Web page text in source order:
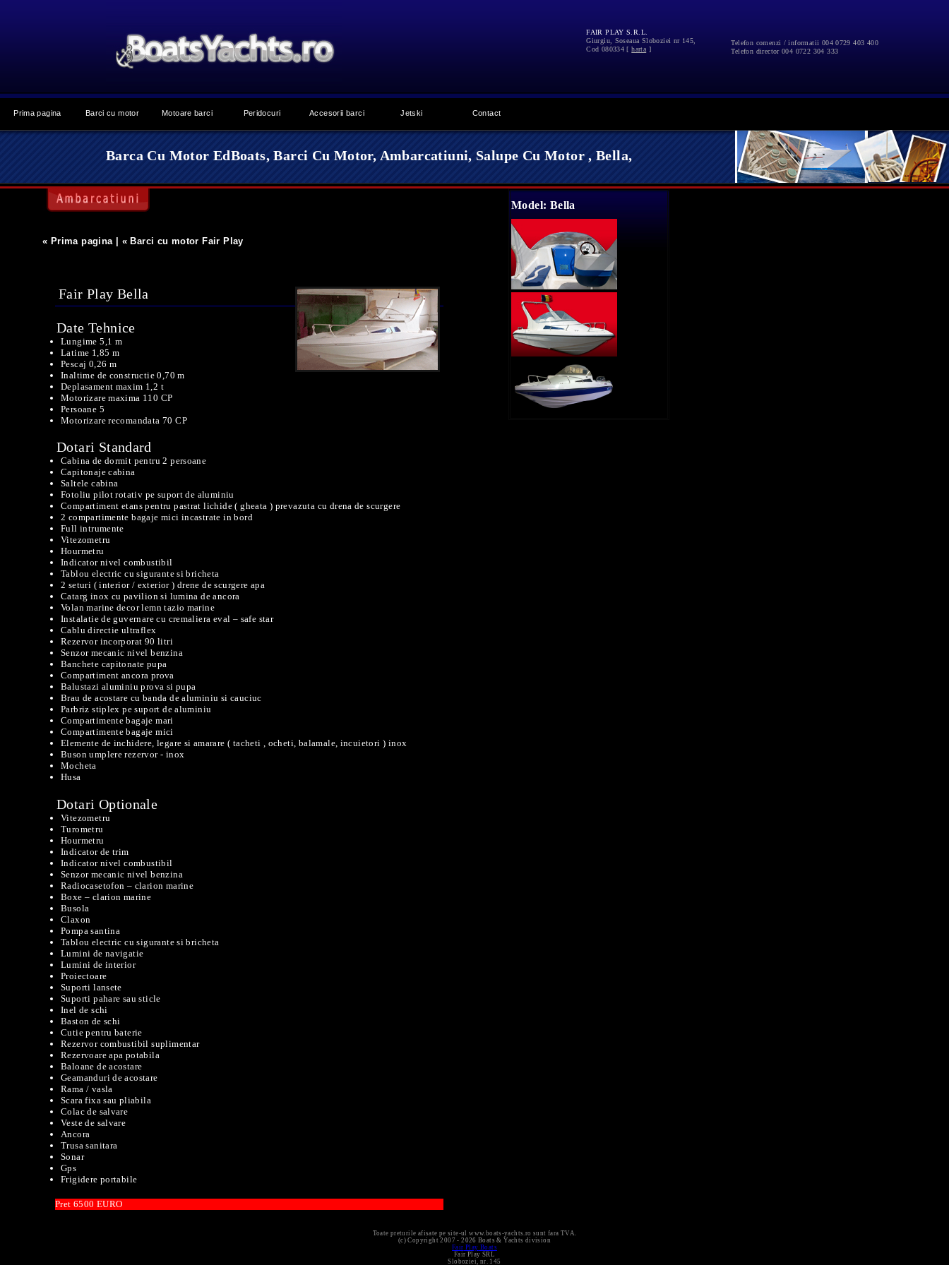
Telefon comenzi / informatii 004 0729 403 400
Telefon director004 0722 304 333
FAIR PLAY S.R.L.
Giurgiu, Soseaua Sloboziei nr 145,
Cod 080334[harta ]
Prima pagina Barci cu motor Motoare barci Peridocuri Accesorii barci Jetski Contact
Barca Cu Motor EdBoats, Barci Cu Motor, Ambarcatiuni, Salupe Cu Motor , Bella,
« Prima pagina | « Barci cu motor Fair Play
Fair Play Bella
Date Tehnice
Lungime 5,1 m
Latime 1,85 m
Pescaj 0,26 m
Inaltime de constructie 0,70 m
Deplasament maxim 1,2 t
Motorizare maxima 110 CP
Persoane 5
Motorizare recomandata 70 CP
Dotari Standard
Cabina de dormit pentru 2 persoane
Capitonaje cabina
Saltele cabina
Fotoliu pilot rotativ pe suport de aluminiu
Compartiment etans pentru pastrat lichide ( gheata ) prevazuta cu drena de scurgere
2 compartimente bagaje mici incastrate in bord
Full intrumente
Vitezometru
Hourmetru
Indicator nivel combustibil
Tablou electric cu sigurante si bricheta
2 seturi ( interior / exterior ) drene de scurgere apa
Catarg inox cu pavilion si lumina de ancora
Volan marine decor lemn tazio marine
Instalatie de guvernare cu cremaliera eval – safe star
Cablu directie ultraflex
Rezervor incorporat 90 litri
Senzor mecanic nivel benzina
Banchete capitonate pupa
Compartiment ancora prova
Balustazi aluminiu prova si pupa
Brau de acostare cu banda de aluminiu si cauciuc
Parbriz stiplex pe suport de aluminiu
Compartimente bagaje mari
Compartimente bagaje mici
Elemente de inchidere, legare si amarare ( tacheti , ocheti, balamale, incuietori ) inox
Buson umplere rezervor - inox
Mocheta
Husa
Dotari Optionale
Vitezometru
Turometru
Hourmetru
Indicator de trim
Indicator nivel combustibil
Senzor mecanic nivel benzina
Radiocasetofon – clarion marine
Boxe – clarion marine
Busola
Claxon
Pompa santina
Tablou electric cu sigurante si bricheta
Lumini de navigatie
Lumini de interior
Proiectoare
Suporti lansete
Suporti pahare sau sticle
Inel de schi
Baston de schi
Cutie pentru baterie
Rezervor combustibil suplimentar
Rezervoare apa potabila
Baloane de acostare
Geamanduri de acostare
Rama / vasla
Scara fixa sau pliabila
Colac de salvare
Veste de salvare
Ancora
Trusa sanitara
Sonar
Gps
Frigidere portabile
Pret 6500 EURO
Model: Bella
Toate preturile afisate pe site-ul www.boats-yachts.ro sunt fara TVA.
(c) Copyright 2007 - 2026 Boats & Yachts division
Fair Play Boats
Fair Play SRL
Sloboziei, nr. 145